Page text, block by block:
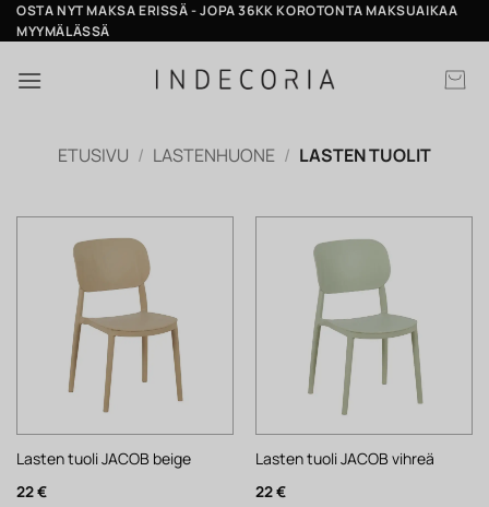
Skip
to
OSTA NYT MAKSA ERISSÄ - JOPA 36KK KOROTONTA MAKSUAIKAA
MYYMÄLÄSSÄ
ETUSIVU / LASTENHUONE / LASTEN TUOLIT
Lasten tuoli JACOB beige
22€
Lasten tuoli JACOB vihreä
22€